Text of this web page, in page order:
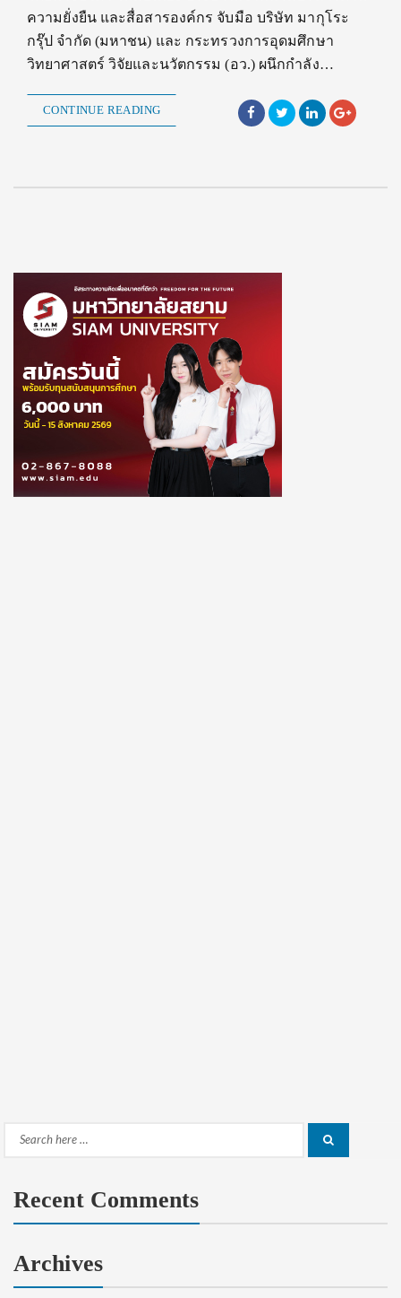
ความยั่งยืน และสื่อสารองค์กร จับมือ บริษัท มากุโระ
กรุ๊ป จำกัด (มหาชน) และ กระทรวงการอุดมศึกษา
วิทยาศาสตร์ วิจัยและนวัตกรรม (อว.) ผนึกกำลัง…
CONTINUE READING
Search
Recent Comments
Archives